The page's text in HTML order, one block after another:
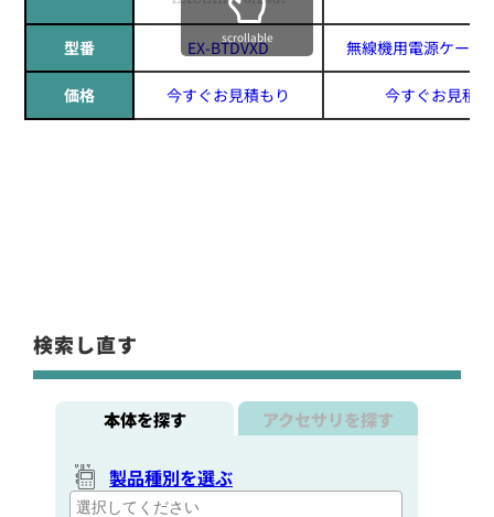
型番 EX-BTDVXD 無線機用電源ケーブ
価格 今すぐお見積もり 今すぐお見積
scrollable
検索し直す
本体を探す アクセサリを探す
製品種別を選ぶ